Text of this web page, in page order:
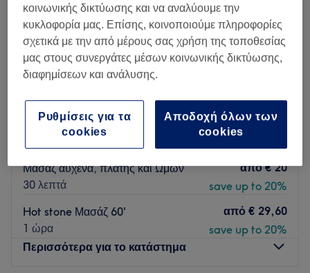
Amma Massage Εύοσμος
244 κριτικές
Ελευθέριο Κορδελιό, Περιφερειακή Ενότητα
Θεσσαλονίκης
Εμφάνιση στον χάρτη
Εκτός αιχμής
Μασαζ αυχένα, πλάτης και Ώμων
30 λεπτά
από € 20
save up to 20%
Hot stone Μασάζ 60'
1 ώρα
από € 29,60
save up to 20%
Περισσότερα για το κατάστημα
κοινωνικής δικτύωσης και να αναλύουμε την
κυκλοφορία μας. Επίσης, κοινοποιούμε πληροφορίες
σχετικά με την από μέρους σας χρήση της τοποθεσίας
μας στους συνεργάτες μέσων κοινωνικής δικτύωσης,
διαφημίσεων και ανάλυσης.
Αποδοχή όλων των
cookies
Ρυθμίσεις για τα
cookies